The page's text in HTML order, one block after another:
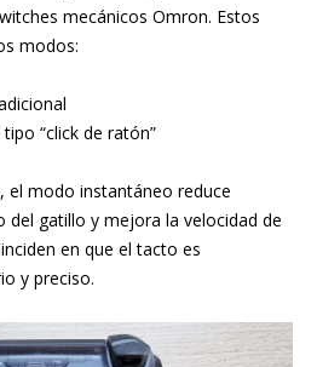
mecánicos Omron. Estos
modos:
“click de ratón”
el modo instantáneo reduce
del gatillo y mejora la velocidad de
en que el tacto es
y preciso.